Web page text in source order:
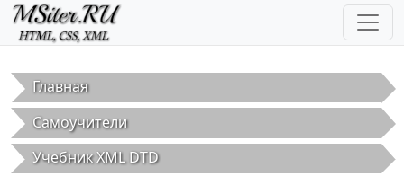
Перейти к основному содержанию
Главная
Самоучители
Учебник XML DTD